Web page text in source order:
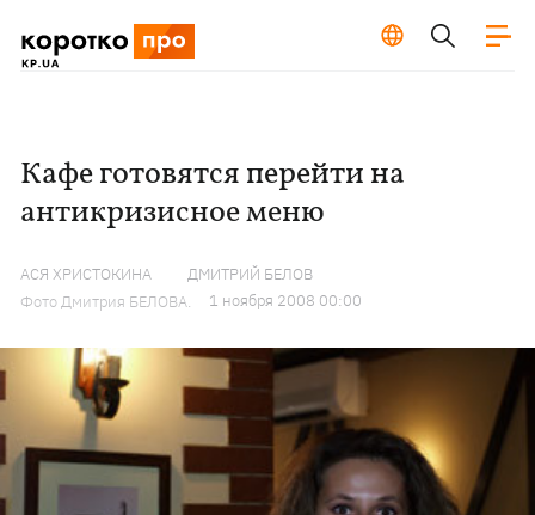
Кафе готовятся перейти на
антикризисное меню
АСЯ ХРИСТОКИНА
ДМИТРИЙ БЕЛОВ
Фото Дмитрия БЕЛОВА.
1 ноября 2008 00:00